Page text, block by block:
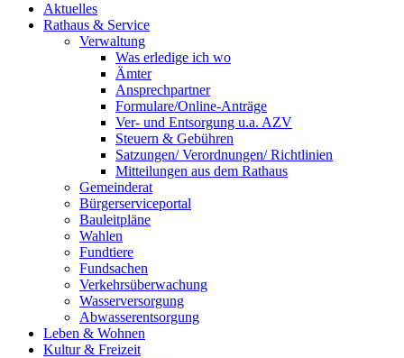
Aktuelles
Rathaus & Service
Verwaltung
Was erledige ich wo
Ämter
Ansprechpartner
Formulare/Online-Anträge
Ver- und Entsorgung u.a. AZV
Steuern & Gebühren
Satzungen/ Verordnungen/ Richtlinien
Mitteilungen aus dem Rathaus
Gemeinderat
Bürgerserviceportal
Bauleitpläne
Wahlen
Fundtiere
Fundsachen
Verkehrsüberwachung
Wasserversorgung
Abwasserentsorgung
Leben & Wohnen
Kultur & Freizeit